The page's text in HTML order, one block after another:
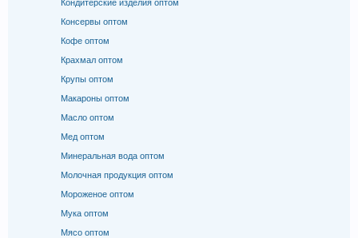
Кондитерские изделия оптом
Консервы оптом
Кофе оптом
Крахмал оптом
Крупы оптом
Макароны оптом
Масло оптом
Мед оптом
Минеральная вода оптом
Молочная продукция оптом
Мороженое оптом
Мука оптом
Мясо оптом